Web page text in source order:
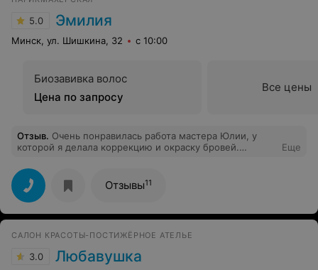
5.0 Эмилия
Минск, ул. Шишкина, 32 с 10:00
Биозавивка волос
Цена по запросу
Все цены
Отзыв. Очень понравилась работа мастера Юлии, у
которой я делала коррекцию и окраску бровей.
соответственно, отличный результат! Также делала
маникюр с долговременным покрытием у мастера
Вероники. Отличная работа, большая палитра, можно
спокойно выбирать. Результат супер!
Еще
Отзывы11
САЛОН КРАСОТЫ-ПОСТИЖЁРНОЕ АТЕЛЬЕ
3.0 Любавушка